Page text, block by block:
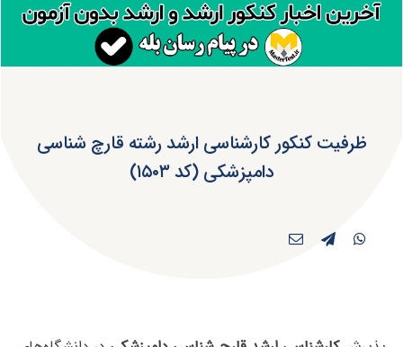
ظرفیت کنکور کارشناسی ارشد رشته قارچ شناسی
دامپزشکی (کد ۱۵۰۳)